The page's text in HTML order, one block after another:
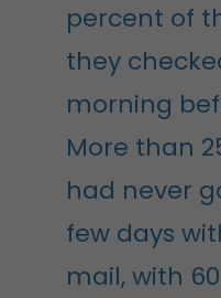
percent of
they
morning
More than
had never
few days
mail, with